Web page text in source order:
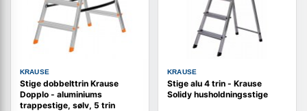
KRAUSE
Stige dobbelttrin Krause
Dopplo - aluminiums
trappestige, sølv, 5 trin
KRAUSE
Stige alu 4 trin - Krause
Solidy husholdningsstige